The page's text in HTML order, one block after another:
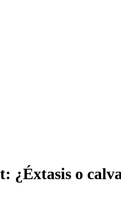
¿Éxtasis o